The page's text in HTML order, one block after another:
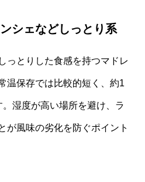
シェなどしっとり系
っとりした食感を持つマドレ
温保存では比較的短く、約1
湿度が高い場所を避け、ラ
が風味の劣化を防ぐポイント